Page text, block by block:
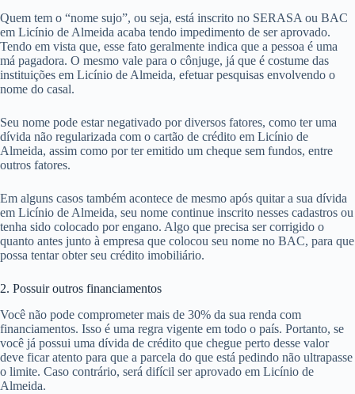
Quem tem o “nome sujo”, ou seja, está inscrito no SERASA ou BAC
em Licínio de Almeida acaba tendo impedimento de ser aprovado.
Tendo em vista que, esse fato geralmente indica que a pessoa é uma
má pagadora. O mesmo vale para o cônjuge, já que é costume das
instituições em Licínio de Almeida, efetuar pesquisas envolvendo o
nome do casal.
Seu nome pode estar negativado por diversos fatores, como ter uma
dívida não regularizada com o cartão de crédito em Licínio de
Almeida, assim como por ter emitido um cheque sem fundos, entre
outros fatores.
Em alguns casos também acontece de mesmo após quitar a sua dívida
em Licínio de Almeida, seu nome continue inscrito nesses cadastros ou
tenha sido colocado por engano. Algo que precisa ser corrigido o
quanto antes junto à empresa que colocou seu nome no BAC, para que
possa tentar obter seu crédito imobiliário.
2. Possuir outros financiamentos
Você não pode comprometer mais de 30% da sua renda com
financiamentos. Isso é uma regra vigente em todo o país. Portanto, se
você já possui uma dívida de crédito que chegue perto desse valor
deve ficar atento para que a parcela do que está pedindo não ultrapasse
o limite. Caso contrário, será difícil ser aprovado em Licínio de
Almeida.